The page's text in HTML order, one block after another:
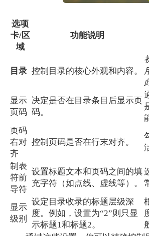
选项
卡/区
域
功能说明
目录 控制目录的核心外观和内容。
显示
页码
决定是否在目录条目后显示页
码。
页码
右对
齐
控制页码是否在行末对齐。
制表
符前
导符
设置标题文本和页码之间的填
充字符（如点线、虚线等）。
显示
级别
设定目录收录的标题层级深
度。例如，设置为“2”则只显
示标题1和标题2。